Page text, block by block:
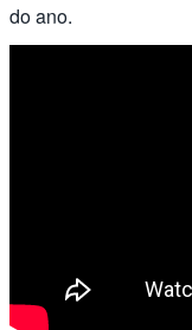
do ano.